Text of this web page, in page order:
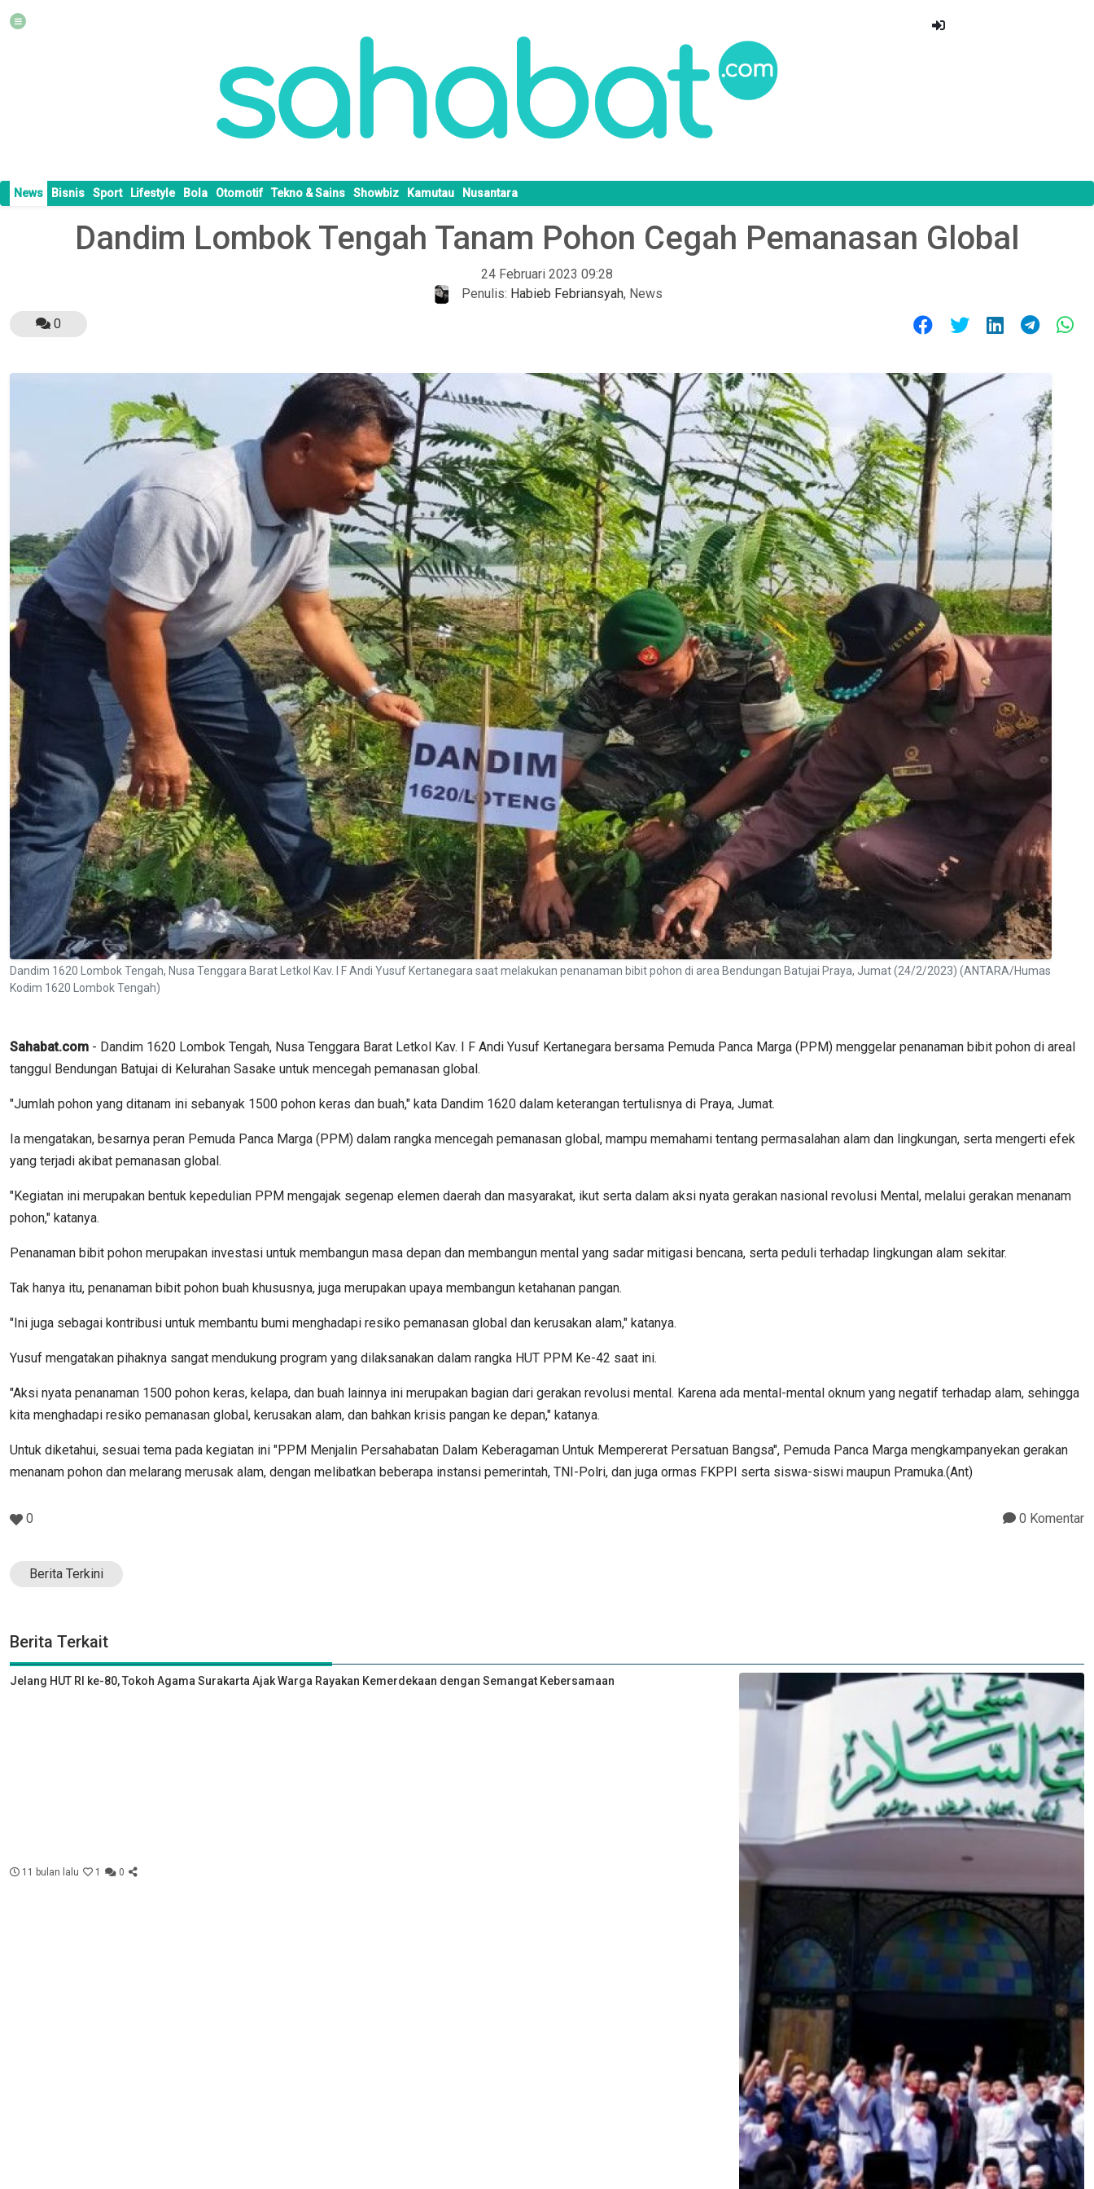
News Bisnis Sport Lifestyle Bola Otomotif Tekno & Sains Showbiz Kamutau Nusantara
Dandim Lombok Tengah Tanam Pohon Cegah Pemanasan Global
24 Februari 2023 09:28
Penulis: Habieb Febriansyah, News
0
Dandim 1620 Lombok Tengah, Nusa Tenggara Barat Letkol Kav. I F Andi Yusuf Kertanegara saat melakukan penanaman bibit pohon di area Bendungan Batujai Praya, Jumat (24/2/2023) (ANTARA/Humas
Kodim 1620 Lombok Tengah)
Sahabat.com - Dandim 1620 Lombok Tengah, Nusa Tenggara Barat Letkol Kav. I F Andi Yusuf Kertanegara bersama Pemuda Panca Marga (PPM) menggelar penanaman bibit pohon di areal
tanggul Bendungan Batujai di Kelurahan Sasake untuk mencegah pemanasan global.
"Jumlah pohon yang ditanam ini sebanyak 1500 pohon keras dan buah," kata Dandim 1620 dalam keterangan tertulisnya di Praya, Jumat.
Ia mengatakan, besarnya peran Pemuda Panca Marga (PPM) dalam rangka mencegah pemanasan global, mampu memahami tentang permasalahan alam dan lingkungan, serta mengerti efek
yang terjadi akibat pemanasan global.
"Kegiatan ini merupakan bentuk kepedulian PPM mengajak segenap elemen daerah dan masyarakat, ikut serta dalam aksi nyata gerakan nasional revolusi Mental, melalui gerakan menanam
pohon," katanya.
Penanaman bibit pohon merupakan investasi untuk membangun masa depan dan membangun mental yang sadar mitigasi bencana, serta peduli terhadap lingkungan alam sekitar.
Tak hanya itu, penanaman bibit pohon buah khususnya, juga merupakan upaya membangun ketahanan pangan.
"Ini juga sebagai kontribusi untuk membantu bumi menghadapi resiko pemanasan global dan kerusakan alam," katanya.
Yusuf mengatakan pihaknya sangat mendukung program yang dilaksanakan dalam rangka HUT PPM Ke-42 saat ini.
"Aksi nyata penanaman 1500 pohon keras, kelapa, dan buah lainnya ini merupakan bagian dari gerakan revolusi mental. Karena ada mental-mental oknum yang negatif terhadap alam, sehingga
kita menghadapi resiko pemanasan global, kerusakan alam, dan bahkan krisis pangan ke depan," katanya.
Untuk diketahui, sesuai tema pada kegiatan ini "PPM Menjalin Persahabatan Dalam Keberagaman Untuk Mempererat Persatuan Bangsa", Pemuda Panca Marga mengkampanyekan gerakan
menanam pohon dan melarang merusak alam, dengan melibatkan beberapa instansi pemerintah, TNI-Polri, dan juga ormas FKPPI serta siswa-siswi maupun Pramuka.(Ant)
0 0 Komentar
Berita Terkini
Berita Terkait
Jelang HUT RI ke-80, Tokoh Agama Surakarta Ajak Warga Rayakan Kemerdekaan dengan Semangat Kebersamaan
11 bulan lalu 1 0